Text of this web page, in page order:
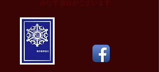
みなす場合がございます。